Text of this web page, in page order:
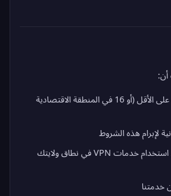
أن:
تكون بعمر 13 سنة على الأقل (أو 16 في المنطقة الاقتصادية
لإبرام هذه الشروط
لا تكون ممنوعاً من استخدام خدمات VPN في نطاق ولايتك